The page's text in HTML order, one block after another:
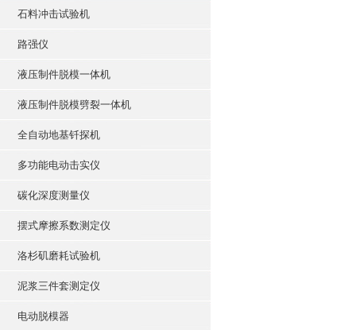
石料冲击试验机
路强仪
液压制件脱模一体机
液压制件脱模劈裂一体机
全自动地基钎探机
多功能电动击实仪
碳化深度测量仪
摆式摩擦系数测定仪
洛杉矶磨耗试验机
泥浆三件套测定仪
电动脱模器